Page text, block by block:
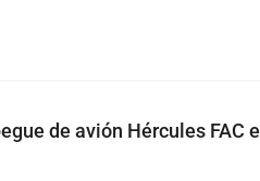
de avión Hércules FAC